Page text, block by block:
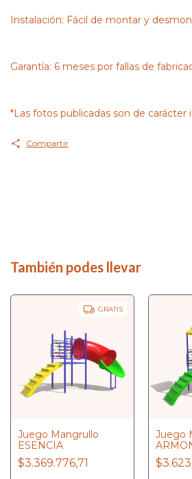
Instalación: Fácil de montar y
Garantía: 6 meses por fallas de
*Las fotos publicadas son de carácter
Compartir
También podes llevar
GRATIS
Juego Mangrullo
ESENCIA
$3.369.776,71
Juego